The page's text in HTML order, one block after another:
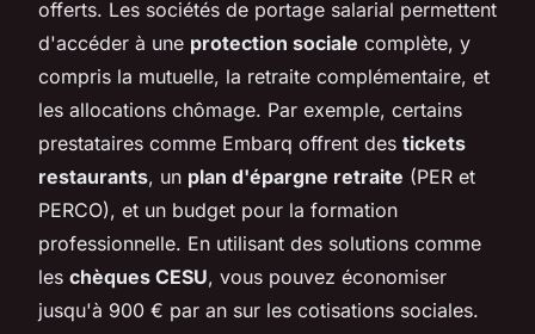
offerts. Les sociétés de portage salarial permettent
d'accéder à une protection sociale complète, y
compris la mutuelle, la retraite complémentaire, et
les allocations chômage. Par exemple, certains
prestataires comme Embarq offrent des tickets
restaurants, un plan d'épargne retraite (PER et
PERCO), et un budget pour la formation
professionnelle. En utilisant des solutions comme
les chèques CESU, vous pouvez économiser
jusqu'à 900 € par an sur les cotisations sociales.